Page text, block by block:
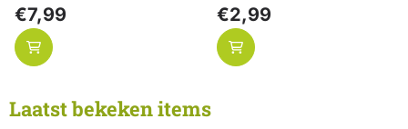
Prijs: 7,99
€7,99 Prijs: 2,99
€2,99
Laatst bekeken items